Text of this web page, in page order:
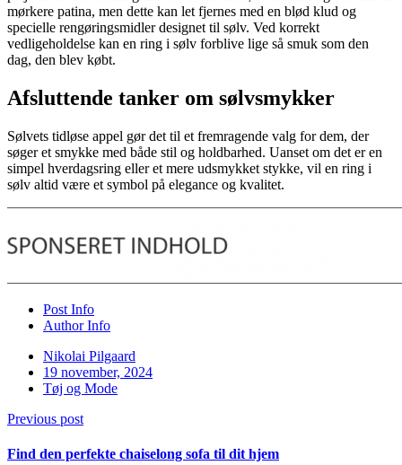
mørkere patina, men dette kan let fjernes med en blød klud og
specielle rengøringsmidler designet til sølv. Ved korrekt
vedligeholdelse kan en ring i sølv forblive lige så smuk som den
dag, den blev købt.
Afsluttende tanker om sølvsmykker
Sølvets tidløse appel gør det til et fremragende valg for dem, der
søger et smykke med både stil og holdbarhed. Uanset om det er en
simpel hverdagsring eller et mere udsmykket stykke, vil en ring i
sølv altid være et symbol på elegance og kvalitet.
Post Info
Author Info
Nikolai Pilgaard
19 november, 2024
Tøj og Mode
Previous post
Find den perfekte chaiselong sofa til dit hjem